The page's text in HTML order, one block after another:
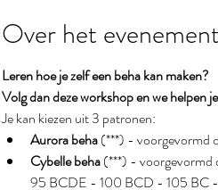
Over het evenement
Leren hoe je zelf een beha kan maken?
Volg dan deze workshop en we helpen
Je kan kiezen uit 3 patronen:
Aurora beha (***) - voorgevormd
Cybelle beha (***) -
95 BCDE - 100 BCD - 105 BC -